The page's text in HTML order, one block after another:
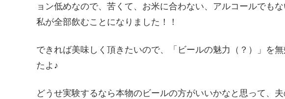
ョン低めなので、苦くて、お米に合わない、アルコールでも
私が全部飲むことになりました！！
できれば美味しく頂きたいので、「ビールの魅力（？）」を
たよ♪
どうせ実験するなら本物のビールの方がいいかなと思って、